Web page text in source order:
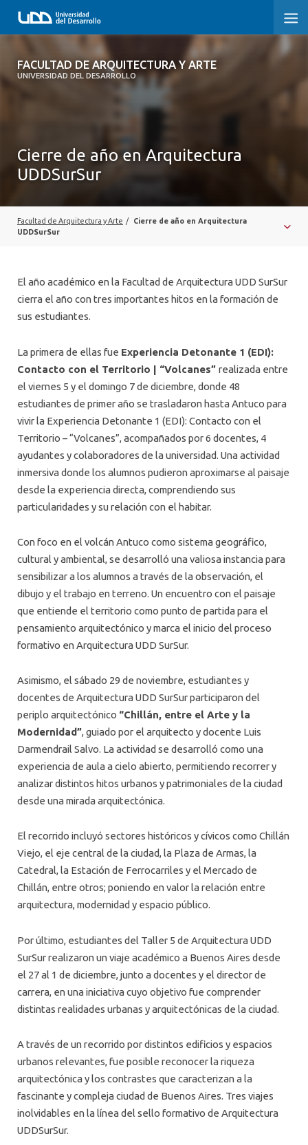
FACULTAD DE ARQUITECTURA Y ARTE
UNIVERSIDAD DEL DESARROLLO
FACULTAD DE ARQUITECTURA Y ARTE
CARRERA
MAGÍSTER
VINCULACIÓN CON EL MEDIO
Cierre de año en Arquitectura
UDDSurSur
Facultad de Arquitectura y Arte /
Cierre de año en Arquitectura
UDDSurSur
El año académico en la Facultad de Arquitectura UDD SurSur
cierra el año con tres importantes hitos en la formación de
sus estudiantes.
La primera de ellas fue Experiencia Detonante 1 (EDI):
Contacto con el Territorio | “Volcanes” realizada entre
el viernes 5 y el domingo 7 de diciembre, donde 48
estudiantes de primer año se trasladaron hasta Antuco para
vivir la Experiencia Detonante 1 (EDI): Contacto con el
Territorio – “Volcanes”, acompañados por 6 docentes, 4
ayudantes y colaboradores de la universidad. Una actividad
inmersiva donde los alumnos pudieron aproximarse al paisaje
desde la experiencia directa, comprendiendo sus
particularidades y su relación con el habitar.
Con foco en el volcán Antuco como sistema geográfico,
cultural y ambiental, se desarrolló una valiosa instancia para
sensibilizar a los alumnos a través de la observación, el
dibujo y el trabajo en terreno. Un encuentro con el paisaje
que entiende el territorio como punto de partida para el
pensamiento arquitectónico y marca el inicio del proceso
formativo en Arquitectura UDD SurSur.
Asimismo, el sábado 29 de noviembre, estudiantes y
docentes de Arquitectura UDD SurSur participaron del
periplo arquitectónico “Chillán, entre el Arte y la
Modernidad”, guiado por el arquitecto y docente Luis
Darmendrail Salvo. La actividad se desarrolló como una
experiencia de aula a cielo abierto, permitiendo recorrer y
analizar distintos hitos urbanos y patrimoniales de la ciudad
desde una mirada arquitectónica.
El recorrido incluyó sectores históricos y cívicos como Chillán
Viejo, el eje central de la ciudad, la Plaza de Armas, la
Catedral, la Estación de Ferrocarriles y el Mercado de
Chillán, entre otros; poniendo en valor la relación entre
arquitectura, modernidad y espacio público.
Por último, estudiantes del Taller 5 de Arquitectura UDD
SurSur realizaron un viaje académico a Buenos Aires desde
el 27 al 1 de diciembre, junto a docentes y el director de
carrera, en una iniciativa cuyo objetivo fue comprender
distintas realidades urbanas y arquitectónicas de la ciudad.
A través de un recorrido por distintos edificios y espacios
urbanos relevantes, fue posible reconocer la riqueza
arquitectónica y los contrastes que caracterizan a la
fascinante y compleja ciudad de Buenos Aires. Tres viajes
inolvidables en la línea del sello formativo de Arquitectura
UDDSurSur.